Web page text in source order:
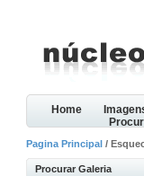
Home
Pagina Principal /
Procurar Galeria